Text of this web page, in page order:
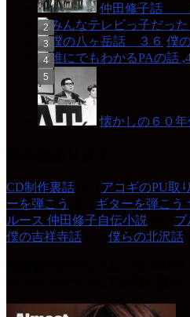
仲田修子話
僕
懐かしの６０
CD制作裏話
アコギのPU取
ーを弾こう
ギターを弾こう
ルース 仲田修子自伝小説
ブ
僕の吉祥寺話
僕らの北沢話